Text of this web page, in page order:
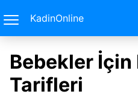
KadinOnline
Bebekler İçin
Tarifleri